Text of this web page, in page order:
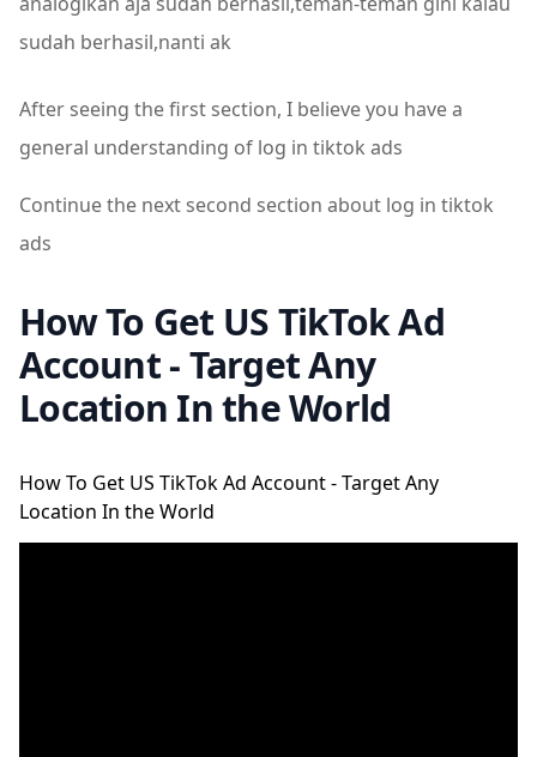
sudah berhasil,nanti ak
After seeing the first section, I believe you have a
general understanding of log in tiktok ads
Continue the next second section about log in tiktok
ads
How To Get US TikTok Ad
Account - Target Any
Location In the World
How To Get US TikTok Ad Account - Target Any
Location In the World